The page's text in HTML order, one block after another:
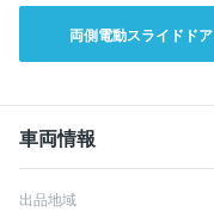
両側電動スライドドア
車両情報
出品地域